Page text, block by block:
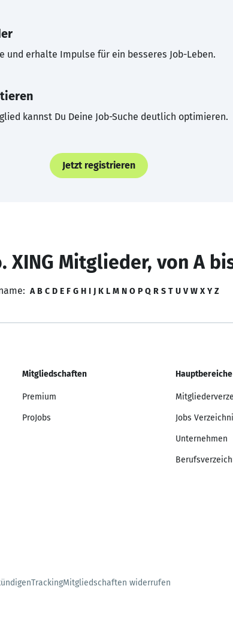
und erhalte Impulse für ein besseres Job-Leben.
kannst Du Deine Job-Suche deutlich optimieren.
Jetzt registrieren
XING Mitglieder, von A
A B C D E F G H I J K L M N O P Q R S T U V W X Y Z
Mitgliedschaften
Premium
ProJobs
Hauptbereiche
Jobs
Unternehmen
TrackingMitgliedschaften widerrufen